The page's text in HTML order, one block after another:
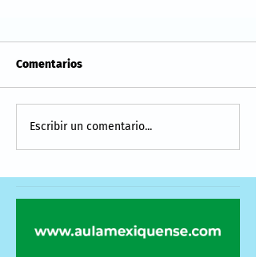
Comentarios
Escribir un comentario...